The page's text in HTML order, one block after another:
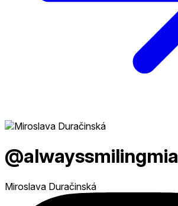
@alwayssmilingmia
Miroslava Duračinská